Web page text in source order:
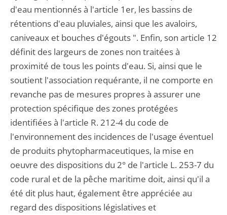
d'eau mentionnés à l'article 1er, les bassins de
rétentions d'eau pluviales, ainsi que les avaloirs,
caniveaux et bouches d'égouts ". Enfin, son article 12
définit des largeurs de zones non traitées à
proximité de tous les points d'eau. Si, ainsi que le
soutient l'association requérante, il ne comporte en
revanche pas de mesures propres à assurer une
protection spécifique des zones protégées
identifiées à l'article R. 212-4 du code de
l'environnement des incidences de l'usage éventuel
de produits phytopharmaceutiques, la mise en
oeuvre des dispositions du 2° de l'article L. 253-7 du
code rural et de la pêche maritime doit, ainsi qu'il a
été dit plus haut, également être appréciée au
regard des dispositions législatives et